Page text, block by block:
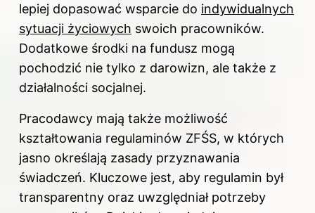
lepiej dopasować wsparcie do indywidualnych
sytuacji życiowych swoich pracowników.
Dodatkowe środki na fundusz mogą
pochodzić nie tylko z darowizn, ale także z
działalności socjalnej.
Pracodawcy mają także możliwość
kształtowania regulaminów ZFŚS, w których
jasno określają zasady przyznawania
świadczeń. Kluczowe jest, aby regulamin był
transparentny oraz uwzględniał potrzeby